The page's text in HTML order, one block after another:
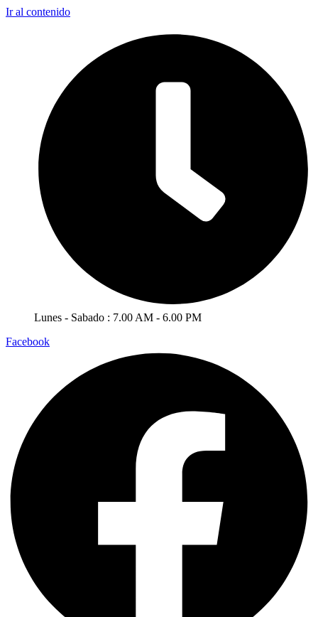
Ir al contenido
Lunes - Sabado : 7.00 AM - 6.00 PM
Facebook